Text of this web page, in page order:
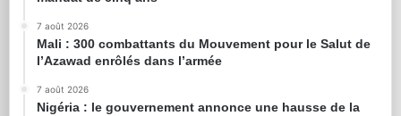
7 août 2026
Mali : 300 combattants du Mouvement pour le Salut de
l’Azawad enrôlés dans l’armée
7 août 2026
Nigéria : le gouvernement annonce une hausse de la